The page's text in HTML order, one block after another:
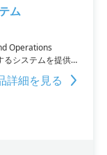
ム
Operations
システムを提供し
行計画の一体化を
）を実現すること
詳細を見る